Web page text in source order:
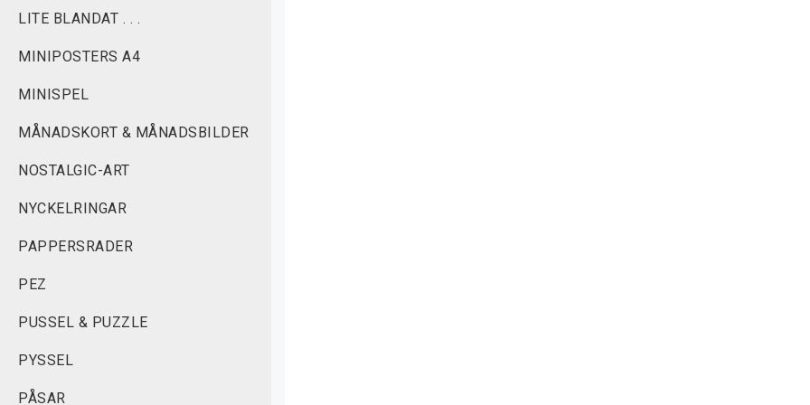
LITE BLANDAT . . .
MINIPOSTERS A4
MINISPEL
MÅNADSKORT & MÅNADSBILDER
NOSTALGIC-ART
NYCKELRINGAR
PAPPERSRADER
PEZ
PUSSEL & PUZZLE
PYSSEL
PÅSAR